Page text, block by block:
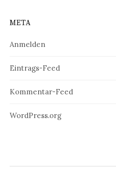
META
Anmelden
Eintrags-Feed
Kommentar-Feed
WordPress.org